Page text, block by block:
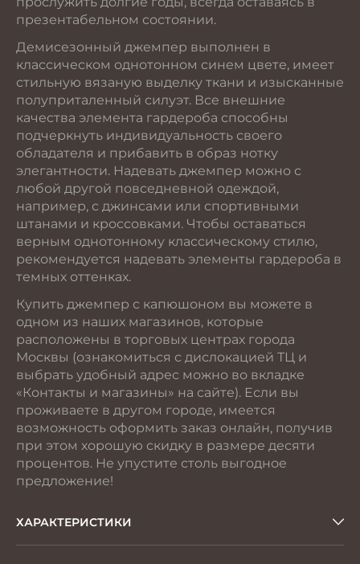
презентабельном состоянии.
Демисезонный джемпер выполнен в
классическом однотонном синем цвете, имеет
стильную вязаную выделку ткани и изысканные
полуприталенный силуэт. Все внешние
качества элемента гардероба способны
подчеркнуть индивидуальность своего
обладателя и прибавить в образ нотку
элегантности. Надевать джемпер можно с
любой другой повседневной одеждой,
например, с джинсами или спортивными
штанами и кроссовками. Чтобы оставаться
верным однотонному классическому стилю,
рекомендуется надевать элементы гардероба в
темных оттенках.
Купить джемпер с капюшоном вы можете в
одном из наших магазинов, которые
расположены в торговых центрах города
Москвы (ознакомиться с дислокацией ТЦ и
выбрать удобный адрес можно во вкладке
«Контакты и магазины» на сайте). Если вы
проживаете в другом городе, имеется
возможность оформить заказ онлайн, получив
при этом хорошую скидку в размере десяти
процентов. Не упустите столь выгодное
предложение!
ХАРАКТЕРИСТИКИ